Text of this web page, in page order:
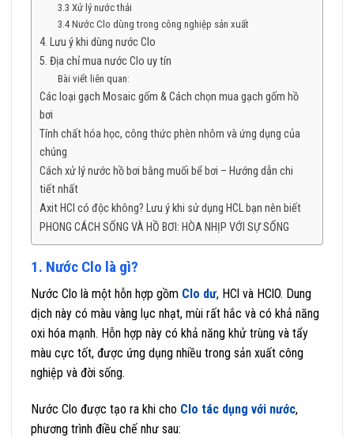
3.3 Xử lý nước thải
3.4 Nước Clo dùng trong công nghiệp sản xuất
4. Lưu ý khi dùng nước Clo
5. Địa chỉ mua nước Clo uy tín
Bài viết liên quan:
Các loại gạch Mosaic gốm & Cách chọn mua gạch gốm hồ
bơi
Tính chất hóa học, công thức phèn nhôm và ứng dụng của
chúng
Cách xử lý nước hồ bơi bằng muối bể bơi – Hướng dẫn chi
tiết nhất
Axit HCl có độc không? Lưu ý khi sử dụng HCL bạn nên biết
PHONG CÁCH SỐNG VÀ HỒ BƠI: HÒA NHỊP VỚI SỰ SỐNG
1. Nước Clo là gì?
Nước Clo là một hỗn hợp gồm Clo dư, HCl và HClO. Dung
dịch này có màu vàng lục nhạt, mùi rất hắc và có khả năng
oxi hóa mạnh. Hỗn hợp này có khả năng khử trùng và tẩy
màu cực tốt, được ứng dụng nhiều trong sản xuất công
nghiệp và đời sống.
Nước Clo được tạo ra khi cho Clo tác dụng với nước,
phương trình điều chế như sau: